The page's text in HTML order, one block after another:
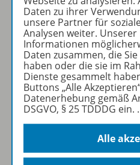
Folgen Sie uns auf Social
Westermann Gruppe
Daten zu ihrer
unsere Partner für
Analysen weiter.
Informationen
Daten zusammen, die
haben oder die sie im
Dienste gesammelt
Buttons „Alle
Datenerhebung gemäß
DSGVO, § 25 TDDDG ein.
Alle